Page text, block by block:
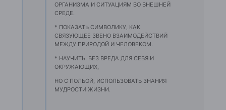
ОРГАНИЗМА И СИТУАЦИЯМ ВО ВНЕШНЕЙ
СРЕДЕ.
* ПОКАЗАТЬ СИМВОЛИКУ, КАК
СВЯЗУЮЩЕЕ ЗВЕНО ВЗАИМОДЕЙСТВИЙ
МЕЖДУ ПРИРОДОЙ И ЧЕЛОВЕКОМ.
* НАУЧИТЬ, БЕЗ ВРЕДА ДЛЯ СЕБЯ И
ОКРУЖАЮЩИХ,
НО С ПОЛЬОЙ, ИСПОЛЬЗОВАТЬ ЗНАНИЯ
МУДРОСТИ ЖИЗНИ.